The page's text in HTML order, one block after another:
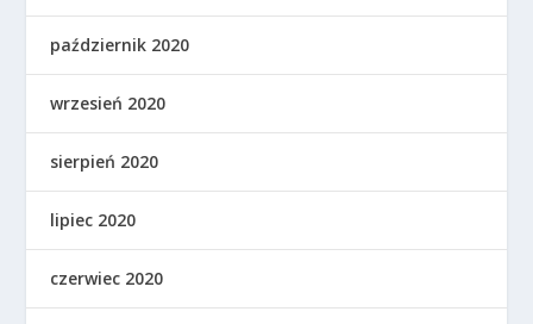
październik 2020
wrzesień 2020
sierpień 2020
lipiec 2020
czerwiec 2020